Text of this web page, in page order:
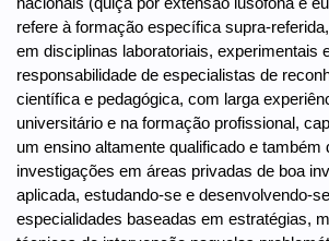
refere à formação específica supra-
em disciplinas laboratoriais, experimentais
responsabilidade de especialistas de
científica e pedagógica, com larga
universitário e na formação profissional,
um ensino altamente qualificado e também
investigações em áreas privadas de boa
aplicada, estudando-se e desenvolvendo-
especialidades baseadas em estratégias,